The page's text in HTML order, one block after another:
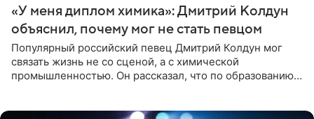
«У меня диплом химика»: Дмитрий Колдун
объяснил, почему мог не стать певцом
Популярный российский певец Дмитрий Колдун мог
связать жизнь не со сценой, а с химической
промышленностью. Он рассказал, что по образованию